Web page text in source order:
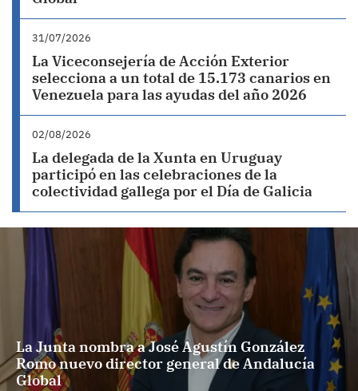
31/07/2026
La Viceconsejería de Acción Exterior
selecciona a un total de 15.173 canarios en
Venezuela para las ayudas del año 2026
02/08/2026
La delegada de la Xunta en Uruguay
participó en las celebraciones de la
colectividad gallega por el Día de Galicia
La Junta nombra a José Agustín González
Romo nuevo director general de Andalucía
Global